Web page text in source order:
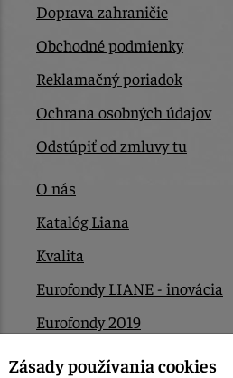
Doprava zahraničie
Obchodné podmienky
Reklamačný poriadok
Ochrana osobných údajov
Odstúpiť od zmluvy tu
O nás
Katalóg Liana
Kvalita
Eurofondy LIANE - inovácia
Eurofondy 2019
Eurofondy 2022/2023
Zásady používania cookies